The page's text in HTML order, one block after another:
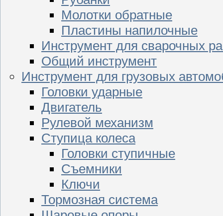
Молотки обратные
Пластины напилочные
Инструмент для сварочных
Общий инструмент
Инструмент для грузовых
Головки ударные
Двигатель
Рулевой механизм
Ступица колеса
Головки ступичные
Съемники
Ключи
Тормозная система